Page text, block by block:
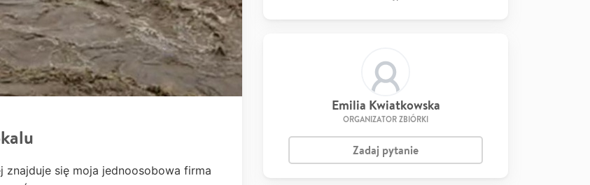
się moja jednoosobowa firma
Emilia Kwiatkowska
ORGANIZATOR ZBIÓRKI
Zadaj pytanie